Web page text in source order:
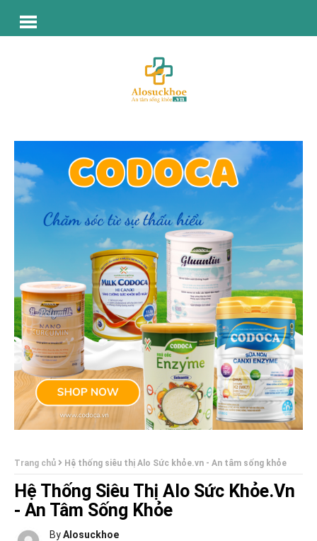
Trang chủ Hệ thống siêu thị Alo Sức khỏe.vn - An tâm sống khỏe
Hệ Thống Siêu Thị Alo Sức Khỏe.vn
- An Tâm Sống Khỏe
ByAlosuckhoe